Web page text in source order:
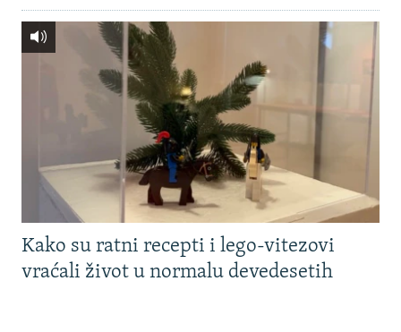
Kako su ratni recepti i lego-vitezovi
vraćali život u normalu devedesetih